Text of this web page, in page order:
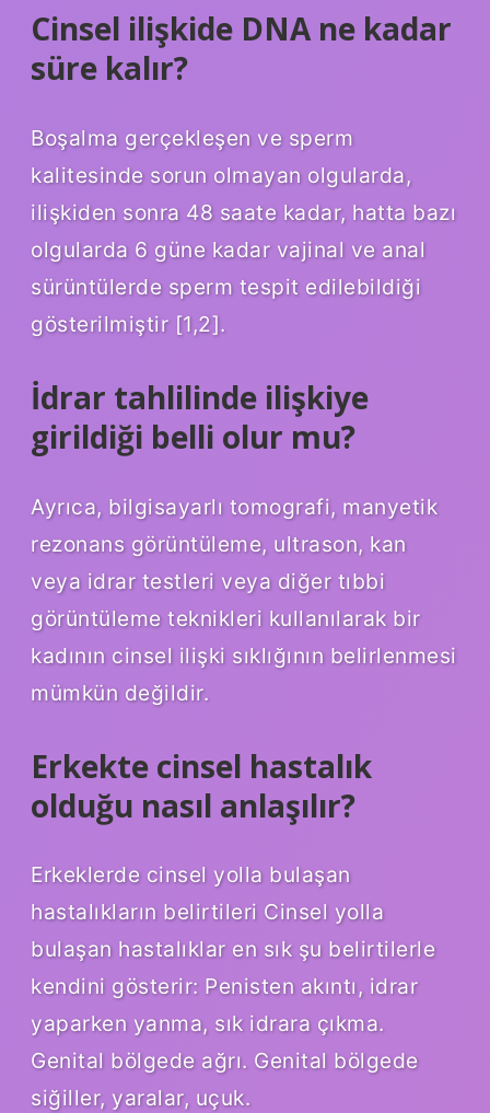
Cinsel ilişkide DNA ne kadar
süre kalır?
Boşalma gerçekleşen ve sperm
kalitesinde sorun olmayan olgularda,
ilişkiden sonra 48 saate kadar, hatta bazı
olgularda 6 güne kadar vajinal ve anal
sürüntülerde sperm tespit edilebildiği
gösterilmiştir [1,2].
İdrar tahlilinde ilişkiye
girildiği belli olur mu?
Ayrıca, bilgisayarlı tomografi, manyetik
rezonans görüntüleme, ultrason, kan
veya idrar testleri veya diğer tıbbi
görüntüleme teknikleri kullanılarak bir
kadının cinsel ilişki sıklığının belirlenmesi
mümkün değildir.
Erkekte cinsel hastalık
olduğu nasıl anlaşılır?
Erkeklerde cinsel yolla bulaşan
hastalıkların belirtileri Cinsel yolla
bulaşan hastalıklar en sık şu belirtilerle
kendini gösterir: Penisten akıntı, idrar
yaparken yanma, sık idrara çıkma.
Genital bölgede ağrı. Genital bölgede
siğiller, yaralar, uçuk.